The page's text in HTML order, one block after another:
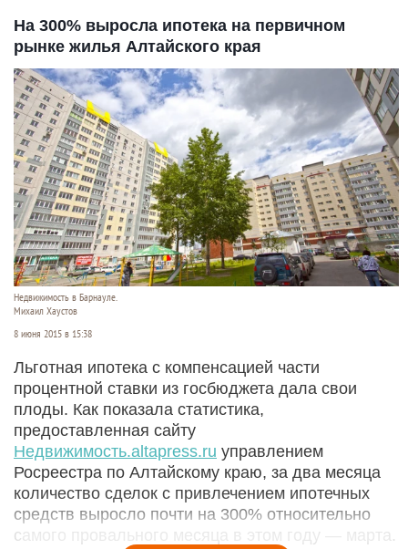
На 300% выросла ипотека на первичном
рынке жилья Алтайского края
Недвижимость в Барнауле.
Михаил Хаустов
8 июня 2015 в 15:38
Льготная ипотека с компенсацией части
процентной ставки из госбюджета дала свои
плоды. Как показала статистика,
предоставленная сайту
Недвижимость.altapress.ru управлением
Росреестра по Алтайскому краю, за два месяца
количество сделок с привлечением ипотечных
средств выросло почти на 300% относительно
самого провального месяца в этом году — марта.